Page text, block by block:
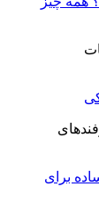
برای